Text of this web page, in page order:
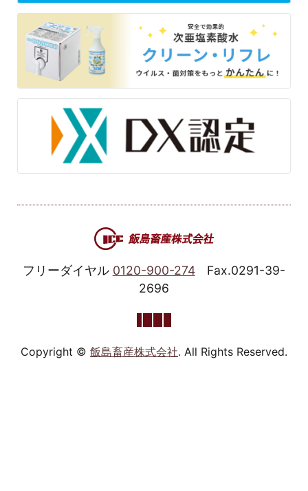
フリーダイヤル 0120-900-274
Fax.0291-39-
2696
Copyright © 飯島畜産株式会社. All Rights Reserved.